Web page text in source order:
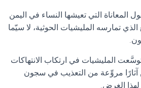
التي تعيشها النساء في اليمن
تمارسه المليشيات الحوثية، لا سيّما
المليشيات في ارتكاب الانتهاكات
آثارًا مروِّعة من التعذيب في سجون
الغرض.